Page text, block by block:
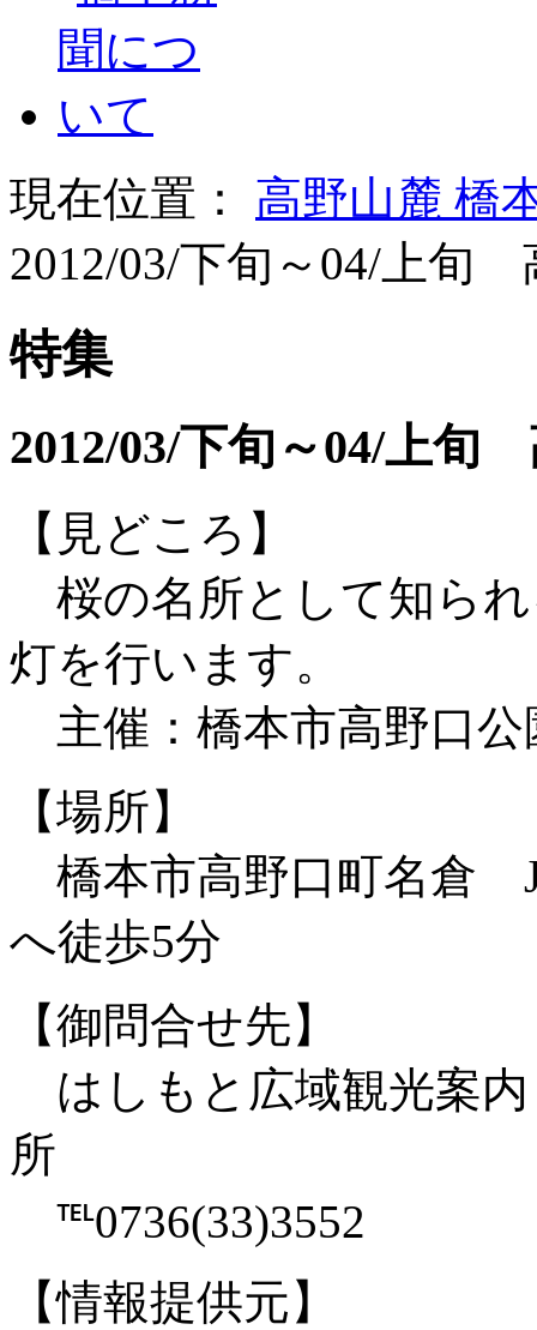
現在位置： 高野山麓 橋
2012/03/下旬～04/上旬
特集
2012/03/下旬～04/上旬
【見どころ】
桜の名所として知ら
灯を行います。
主催：橋本市高野口公
【場所】
橋本市高野口町名倉
へ徒歩5分
【御問合せ先】
はしもと広域観光案内
℡0736(33)3552
【情報提供元】